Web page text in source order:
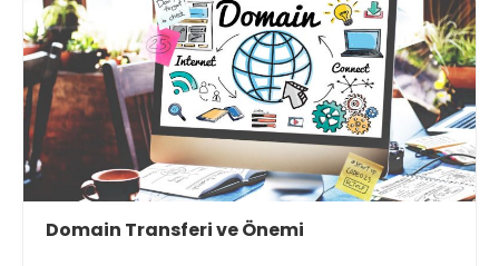
Domain Transferi ve Önemi